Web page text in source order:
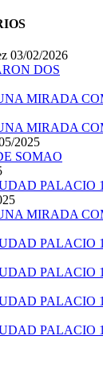
03/02/2026
DOS
MIRADA
MIRADA
2025
SOMAO
PALACIO
MIRADA
PALACIO
PALACIO
PALACIO
PALACIO